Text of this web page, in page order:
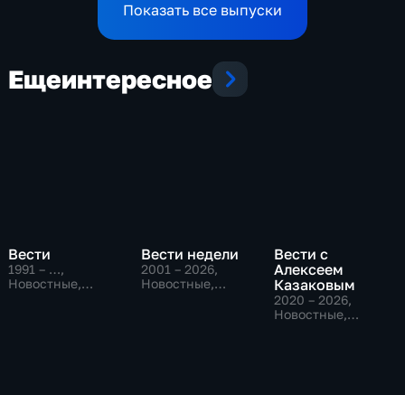
Показать все выпуски
Ещеинтересное
Вести
1991 – …,
Новостные,
Вести недели
2001 – 2026,
Новостные,
Вести с
Алексеем
Казаковым
2020 – 2026,
Новостные,